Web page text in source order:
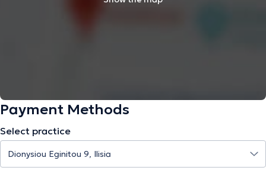
Payment Methods
Select practice